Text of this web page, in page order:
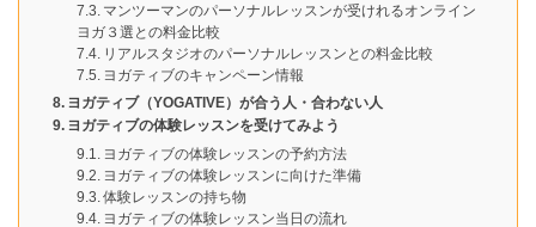
マンツーマンのパーソナルレッスンが受けれるオンライン
ヨガ３選との料金比較
リアルスタジオのパーソナルレッスンとの料金比較
ヨガティブのキャンペーン情報
ヨガティブ（YOGATIVE）が合う人・合わない人
ヨガティブの体験レッスンを受けてみよう
ヨガティブの体験レッスンの予約方法
ヨガティブの体験レッスンに向けた準備
体験レッスンの持ち物
ヨガティブの体験レッスン当日の流れ